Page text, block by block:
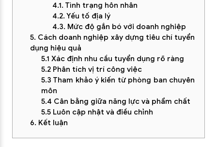
4.1. Tình trạng hôn nhân
4.2. Yếu tố địa lý
4.3. Mức độ gắn bó với doanh nghiệp
5. Cách doanh nghiệp xây dựng tiêu chí tuyển
dụng hiệu quả
5.1 Xác định nhu cầu tuyển dụng rõ ràng
5.2 Phân tích vị trí công việc
5.3 Tham khảo ý kiến từ phòng ban chuyên
môn
5.4 Cân bằng giữa năng lực và phẩm chất
5.5 Luôn cập nhật và điều chỉnh
6. Kết luận